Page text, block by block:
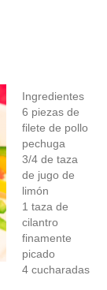
Ingredientes
6 piezas de
filete de pollo
pechuga
3/4 de taza
de jugo de
limón
1 taza de
cilantro
finamente
picado
4 cucharadas